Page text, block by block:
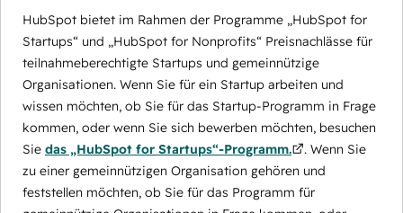
HubSpot bietet im Rahmen der Programme „HubSpot for
Startups“ und „HubSpot for Nonprofits“ Preisnachlässe für
teilnahmeberechtigte Startups und gemeinnützige
Organisationen. Wenn Sie für ein Startup arbeiten und
wissen möchten, ob Sie für das Startup-Programm in Frage
kommen, oder wenn Sie sich bewerben möchten, besuchen
Sie das „HubSpot for Startups“-Programm.
. Wenn Sie
zu einer gemeinnützigen Organisation gehören und
feststellen möchten, ob Sie für das Programm für